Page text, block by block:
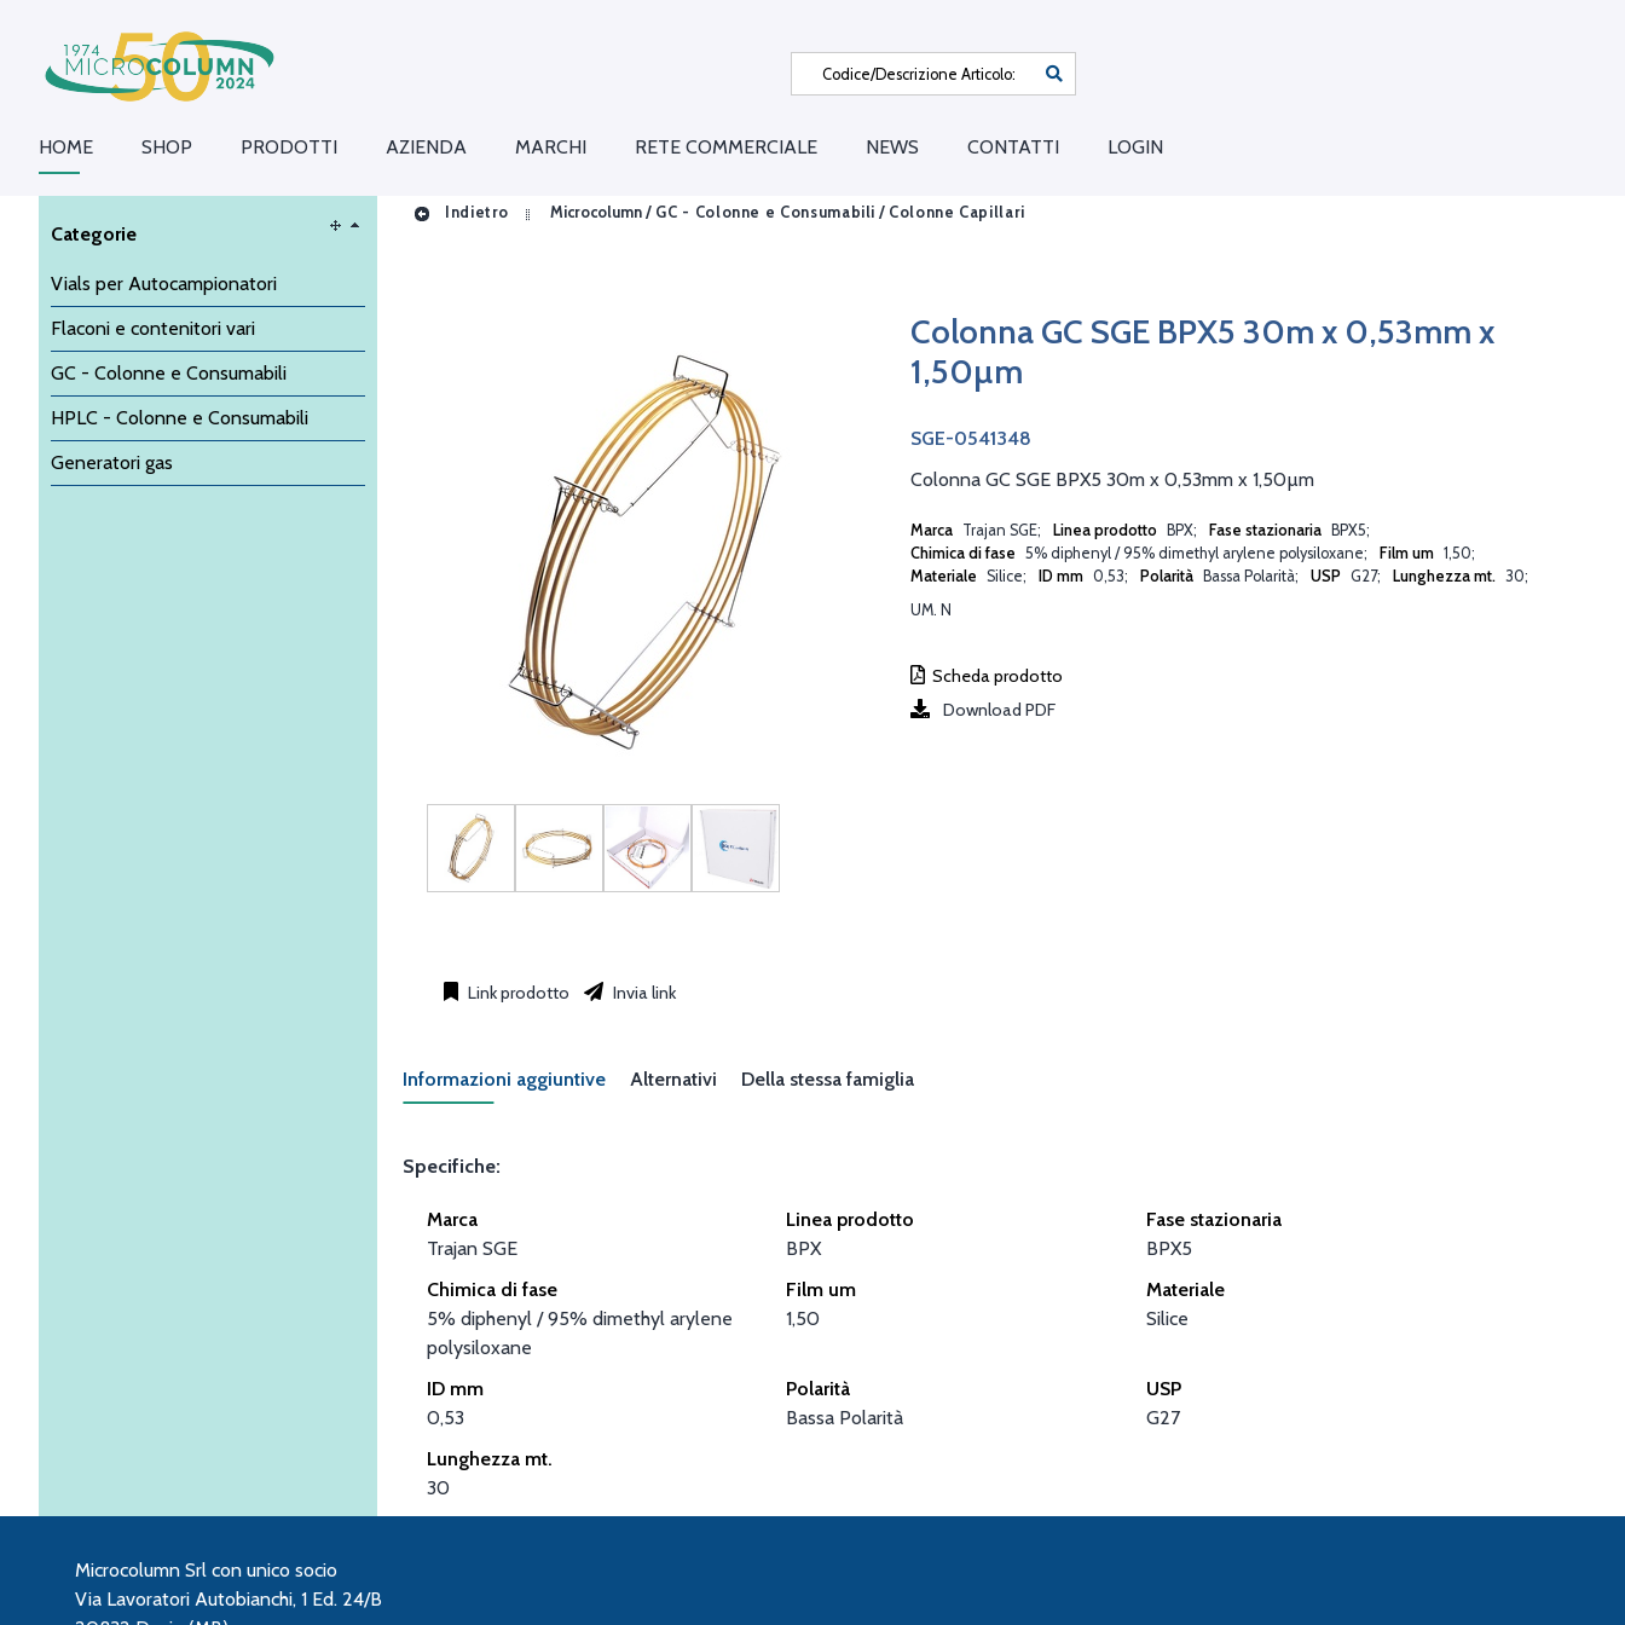
HOME SHOP PRODOTTI AZIENDA MARCHI RETE COMMERCIALE NEWS CONTATTI LOGIN
Categorie
Vials per Autocampionatori
Flaconi e contenitori vari
GC - Colonne e Consumabili
HPLC - Colonne e Consumabili
Generatori gas
Indietro Microcolumn / GC - Colonne e Consumabili / Colonne Capillari
Colonna GC SGE BPX5 30m x 0,53mm x
1,50µm
SGE-0541348
Colonna GC SGE BPX5 30m x 0,53mm x 1,50µm
Marca Trajan SGE Linea prodotto BPX Fase stazionaria
BPX5
Chimica di fase 5% diphenyl / 95% dimethyl arylene polysiloxane Film um 1,50
Materiale Silice ID mm 0,53 Polarità Bassa Polarità USP G27 Lunghezza mt. 30
UM. N
Scheda prodotto
Download PDF
Link prodotto Invia link
Informazioni aggiuntive Alternativi Della stessa famiglia
Specifiche:
Marca
Trajan SGE
Linea prodotto
BPX
Fase stazionaria
BPX5
Chimica di fase
5% diphenyl / 95% dimethyl arylene
polysiloxane
Film um
1,50
Materiale
Silice
ID mm
0,53
Polarità
Bassa Polarità
USP
G27
Lunghezza mt.
30
Microcolumn Srl con unico socio
Via Lavoratori Autobianchi, 1 Ed. 24/B